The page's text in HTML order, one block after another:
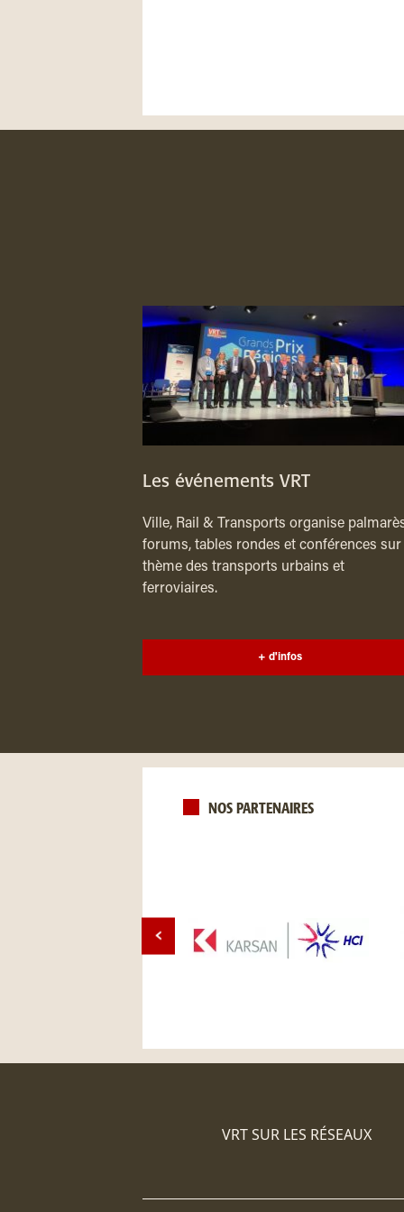
Les événements VRT
Ville, Rail & Transports organise
forums, tables rondes et conférences sur
thème des transports urbains et
ferroviaires.
+ d'infos
NOS PARTENAIRES
VRT SUR LES RÉSEAUX